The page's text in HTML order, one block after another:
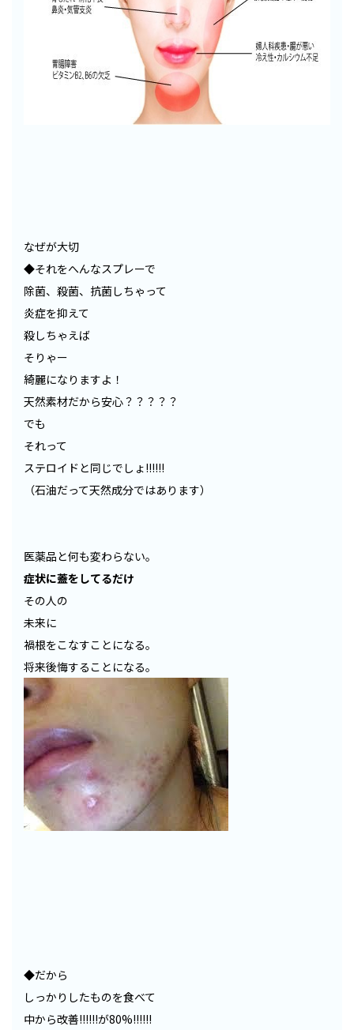
なぜが大切
◆それをへんなスプレーで
除菌、殺菌、抗菌しちゃって
炎症を抑えて
殺しちゃえば
そりゃー
綺麗になりますよ！
天然素材だから安心？？？？？
でも
それって
ステロイドと同じでしょ!!!!!!
（石油だって天然成分ではあります）
医薬品と何も変わらない。
症状に蓋をしてるだけ
その人の
未来に
禍根をこなすことになる。
将来後悔することになる。
◆だから
しっかりしたものを食べて
中から改善!!!!!!が80%!!!!!!